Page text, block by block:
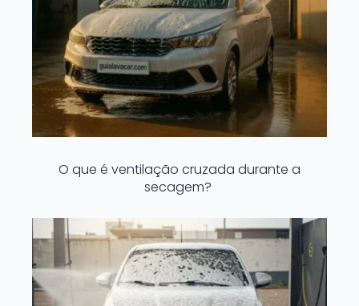
O que é ventilação cruzada durante a
secagem?